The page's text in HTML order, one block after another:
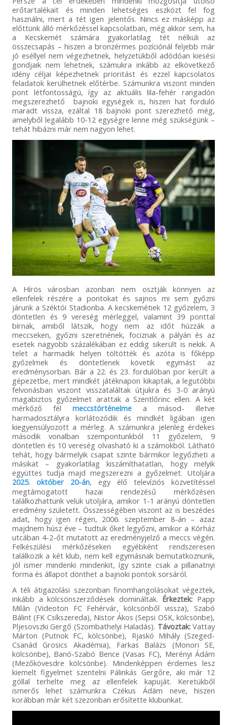
erőtartalékait és minden lehetséges eszközt fel fog
használni, mert a tét igen jelentős. Nincs ez másképp az
előttünk álló mérkőzéssel kapcsolatban, még akkor sem, ha
a Kecskemét számára gyakorlatilag tét nélküli az
összecsapás – hiszen a bronzérmes pozíciónál feljebb már
jó eséllyel nem végezhetnek, helyzetükből adódóan kiesési
gondjaik nem lehetnek, számukra inkább az elkövetkező
idény céljai képezhetnek prioritást és ezzel kapcsolatos
feladatok kerülhetnek előtérbe. Számunkra viszont minden
pont létfontosságú, így az aktuális lila-fehér rangadón
megszerezhető bajnoki egységek is, hiszen hat forduló
maradt vissza, ezáltal 18 bajnoki pont szerezhető még,
amelyből legalább 10-12 egységre lenne még szükségünk –
tehát hibázni már nem nagyon lehet.
A Hírös városban azonban nem osztják könnyen az
ellenfelek részére a pontokat és sajnos mi sem győzni
járunk a Széktói Stadionba. A kecskemétiek 12 győzelem, 3
döntetlen és 9 vereség mérleggel, valamint 39 ponttal
bírnak, amiből látszik, hogy nem az időt húzzák a
meccseken, győzni szeretnének, fociznak a pályán és az
esetek nagyobb százalékában ez eddig sikerült is nekik. A
telet a harmadik helyen töltötték és azóta is főképp
győzelmek és döntetlenek követik egymást az
eredménysorban. Bár a 22. és 23. fordulóban por került a
gépezetbe, mert mindkét játéknapon kikaptak, a legutóbbi
felvonásban viszont visszataláltak útjukra és 3-0 arányú
magabiztos győzelmet arattak a Szentlőrinc ellen. A két
mérkőző fél meccstörténelmea másod- illetve
harmadosztályra korlátozódik és mindkét ligában igen
kiegyensúlyozott a mérleg. A számunkra jelenleg érdekes
második vonalban szempontunkból 11 győzelem, 9
döntetlen és 10 vereség olvasható ki a számokból. Látható
tehát, hogy bármelyik csapat szinte bármikor legyőzheti a
másikat – gyakorlatilag kiszámíthatatlan, hogy melyik
együttes tudja majd megszerezni a győzelmet. Utoljára
2025. október 20-án, egy élő televíziós közvetítéssel
megtámogatott hazai rendezésű mérkőzésen
találkozhattunk velük utoljára, amikor 1-1 arányú döntetlen
eredmény született. Összességében viszont az is beszédes
adat, hogy igen régen, 2006. szeptember 8-án – azaz
majdnem húsz éve – tudtuk őket legyőzni, amikor a Kórház
utcában 4-2-őt mutatott az eredményjelző a meccs végén.
Felkészülési mérkőzéseken egyébként rendszeresen
találkozik a két klub, nem kell egymásnak bemutatkoznunk,
jól ismer mindenki mindenkit, így szinte csak a pillanatnyi
forma és állapot dönthet a bajnoki pontok sorsáról.
A téli átigazolási szezonban finomhangolásokat végeztek,
inkább a kölcsönszerződések domináltak. Érkeztek: Papp
Milán (Videoton FC Fehérvár, kölcsönből vissza), Szabó
Bálint (FK Csíkszereda), Nistor Ákos (Sepsi OSK, kölcsönbe),
Pljesovszki Gergő (Szombathelyi Haladás). Távoztak:Vattay
Márton (Putnok FC, kölcsönbe), Rjaskó Mihály (Szeged-
Csanád Grosics Akadémia), Farkas Balázs (Monori SE,
kölcsönbe), Banó-Szabó Bence (Vasas FC), Merényi Ádám
(Mezőkövesdre kölcsönbe). Mindenképpen érdemes lesz
kiemelt figyelmet szentelni Pálinkás Gergőre, aki már 12
góllal terhelte meg az ellenfelek kapuját. Keretükből
ismerős lehet számunkra Czékus Ádám neve, hiszen
korábban már két szezonban erősítette klubunkat.